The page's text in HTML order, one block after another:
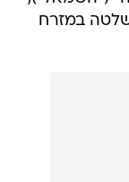
במזרח